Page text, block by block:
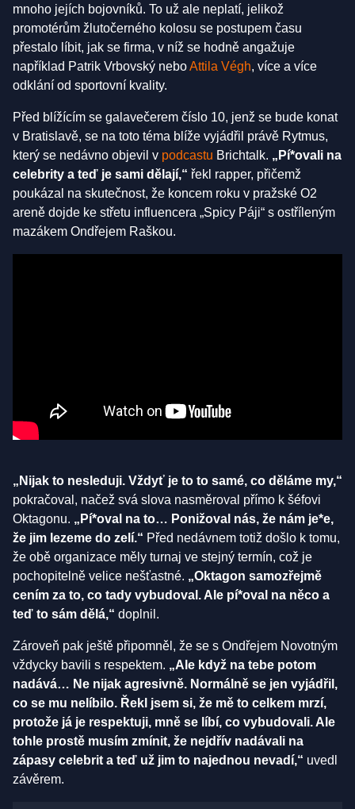
mnoho jejích bojovníků. To už ale neplatí, jelikož
promotérům žlutočerného kolosu se postupem času
přestalo líbit, jak se firma, v níž se hodně angažuje
například Patrik Vrbovský neboAttila Végh, více a více
odklání od sportovní kvality.
Před blížícím se galavečerem číslo 10, jenž se bude konat
v Bratislavě, se na toto téma blíže vyjádřil právě Rytmus,
který se nedávno objevil v podcastu Brichtalk. „Pí*ovali na
celebrity a teď je sami dělají,“ řekl rapper, přičemž
poukázal na skutečnost, že koncem roku v pražské O2
areně dojde ke střetu influencera „Spicy Páji“ s ostříleným
mazákem Ondřejem Raškou.
„Nijak to nesleduji. Vždyť je to to samé, co děláme my,“
pokračoval, načež svá slova nasměroval přímo k šéfovi
Oktagonu. „Pí*oval na to… Ponižoval nás, že nám je*e,
že jim lezeme do zelí.“ Před nedávnem totiž došlo k tomu,
že obě organizace měly turnaj ve stejný termín, což je
pochopitelně velice nešťastné. „Oktagon samozřejmě
cením za to, co tady vybudoval. Ale pí*oval na něco a
teď to sám dělá,“ doplnil.
Zároveň pak ještě připomněl, že se s Ondřejem Novotným
vždycky bavili s respektem. „Ale když na tebe potom
nadává… Ne nijak agresivně. Normálně se jen vyjádřil,
co se mu nelíbilo. Řekl jsem si, že mě to celkem mrzí,
protože já je respektuji, mně se líbí, co vybudovali. Ale
tohle prostě musím zmínit, že nejdřív nadávali na
zápasy celebrit a teď už jim to najednou nevadí,“ uvedl
závěrem.